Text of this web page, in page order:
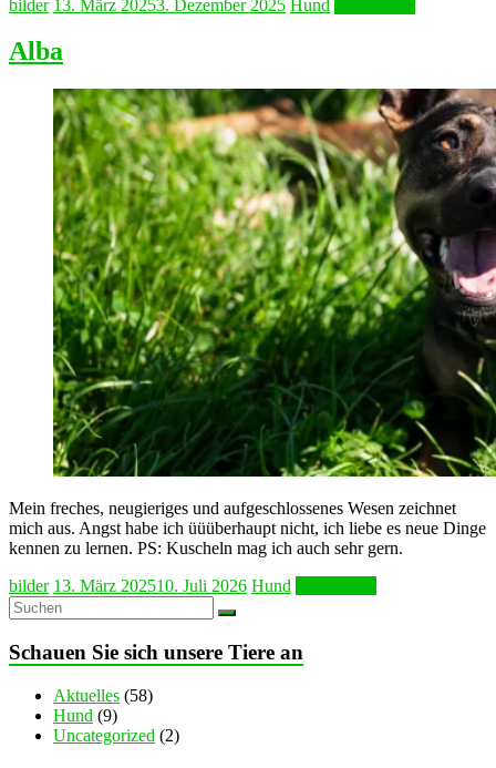
bilder 13. März 20253. Dezember 2025 Hund
Alba
Mein freches, neugieriges und aufgeschlossenes Wesen zeichnet
mich aus. Angst habe ich üüüberhaupt nicht, ich liebe es neue Dinge
kennen zu lernen. PS: Kuscheln mag ich auch sehr gern.
bilder 13. März 202510. Juli 2026 Hund
Schauen Sie sich unsere Tiere an
Aktuelles (58)
Hund (9)
Uncategorized (2)